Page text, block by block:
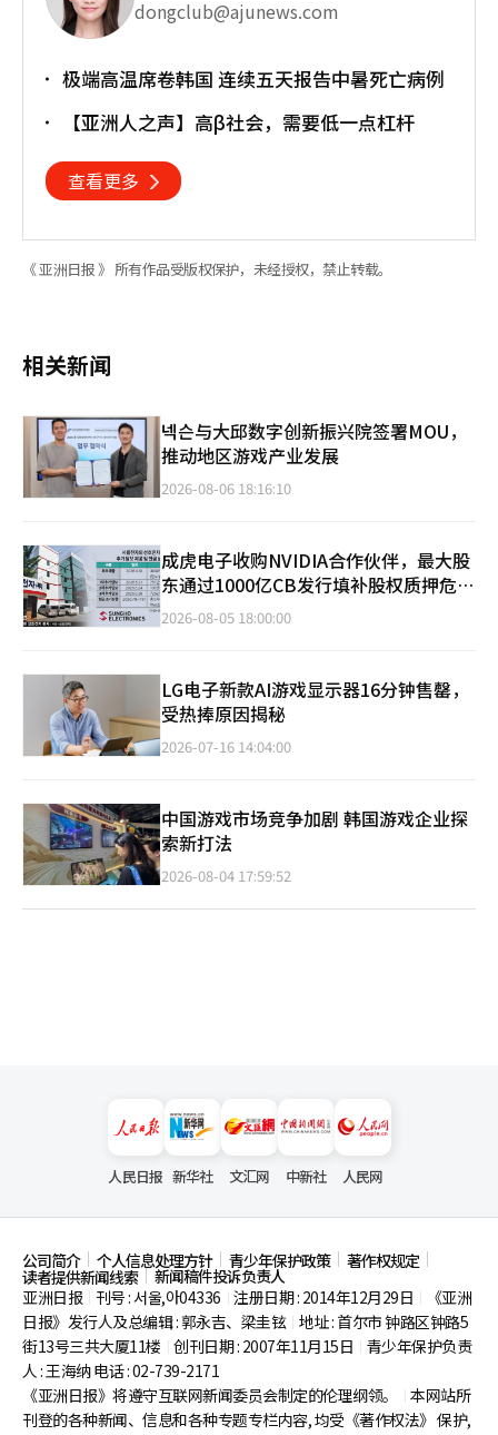
dongclub@ajunews.com
极端高温席卷韩国 连续五天报告中暑死亡病例
【亚洲人之声】高β社会，需要低一点杠杆
查看更多
《 亚洲日报 》 所有作品受版权保护，未经授权，禁止转载。
相关新闻
넥슨与大邱数字创新振兴院签署MOU，
推动地区游戏产业发展
2026-08-06 18:16:10
成虎电子收购NVIDIA合作伙伴，最大股
东通过1000亿CB发行填补股权质押危
机？
2026-08-05 18:00:00
LG电子新款AI游戏显示器16分钟售罄，
受热捧原因揭秘
2026-07-16 14:04:00
中国游戏市场竞争加剧 韩国游戏企业探
索新打法
2026-08-04 17:59:52
人民日报 新华社 文汇网 中新社 人民网
公司简介 个人信息处理方针 青少年保护政策 著作权规定
读者提供新闻线索
新闻稿件投诉负责人
亚洲日报
刊号 : 서울,아04336 注册日期 : 2014年12月29日
《亚洲
日报》发行人及总编辑 : 郭永吉、梁圭铉 地址 : 首尔市钟路区钟路5
街13号三共大厦11楼 创刊日期 : 2007年11月15日
青少年保护负责
人 : 王海纳 电话 : 02-739-2171
《亚洲日报》将遵守互联网新闻委员会制定的伦理纲领。
本网站所
刊登的各种新闻、信息和各种专题专栏内容, 均受《著作权法》 保护,